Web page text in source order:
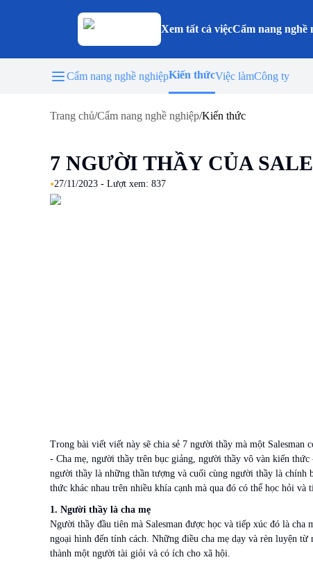
Xem tất cả việcCẩm nang nghề
Cẩm nang nghề nghiệpKiến thứcViệc làmCông ty
Trang chủ/Cẩm nang nghề nghiệp/Kiến thức
7 NGƯỜI THẦY CỦA
•27/11/2023 - Lượt xem: 837
Trong bài viết viết này sẽ chia sẻ 7 người thầy mà một
- Cha mẹ, người thầy trên bục giảng, người thầy vô vàn kiến
người thầy là những thần tượng và cuối cùng người thầy là chính
thức khác nhau trên nhiều khía cạnh mà qua đó có thể học hỏi và
1. Người thầy là cha mẹ
Người thầy đầu tiên mà Salesman được học và tiếp xúc đó là
ngoại hình đến tính cách. Những điều cha mẹ dạy và rèn luyện
thành một người tài giỏi và có ích cho xã hội.